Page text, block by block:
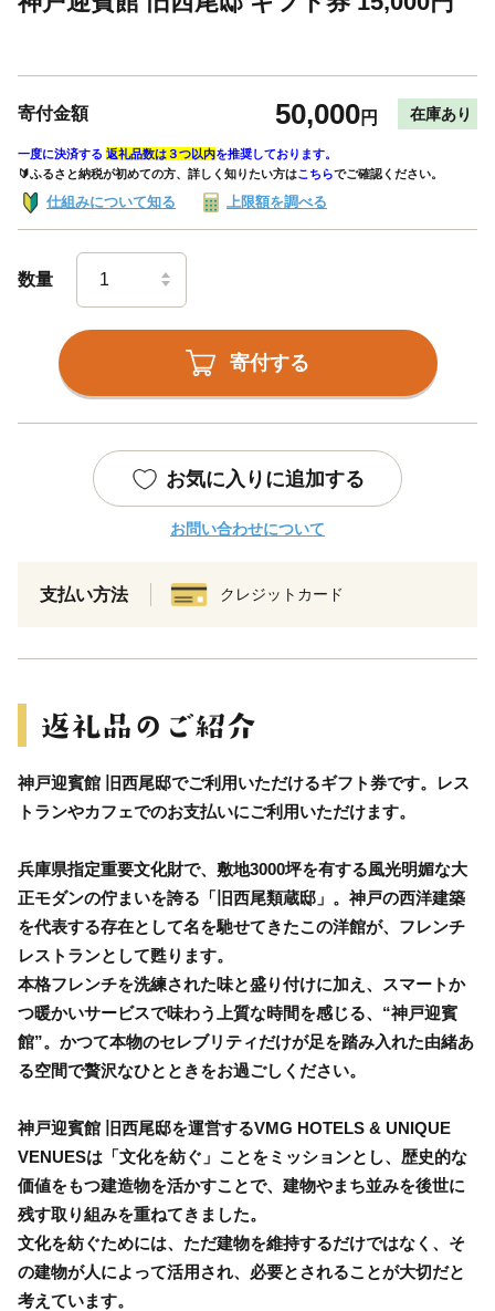
寄付金額 50,000円 在庫あり
一度に決済する 返礼品数は３つ以内を推奨しております。
🔰ふるさと納税が初めての方、詳しく知りたい方はこちらでご確認ください。
仕組みについて知る 上限額を調べる
数量
寄付する
お気に入りに追加する
お問い合わせについて
支払い方法 クレジットカード
神戸迎賓館 旧西尾邸でご利用いただけるギフト券です。レス
トランやカフェでのお支払いにご利用いただけます。
兵庫県指定重要文化財で、敷地3000坪を有する風光明媚な大
正モダンの佇まいを誇る「旧西尾類蔵邸」。神戸の西洋建築
を代表する存在として名を馳せてきたこの洋館が、フレンチ
レストランとして甦ります。
本格フレンチを洗練された味と盛り付けに加え、スマートか
つ暖かいサービスで味わう上質な時間を感じる、“神戸迎賓
館”。かつて本物のセレブリティだけが足を踏み入れた由緒あ
る空間で贅沢なひとときをお過ごしください。
神戸迎賓館 旧西尾邸を運営するVMG HOTELS & UNIQUE
VENUESは「文化を紡ぐ」ことをミッションとし、歴史的な
価値をもつ建造物を活かすことで、建物やまち並みを後世に
残す取り組みを重ねてきました。
文化を紡ぐためには、ただ建物を維持するだけではなく、そ
の建物が人によって活用され、必要とされることが大切だと
考えています。